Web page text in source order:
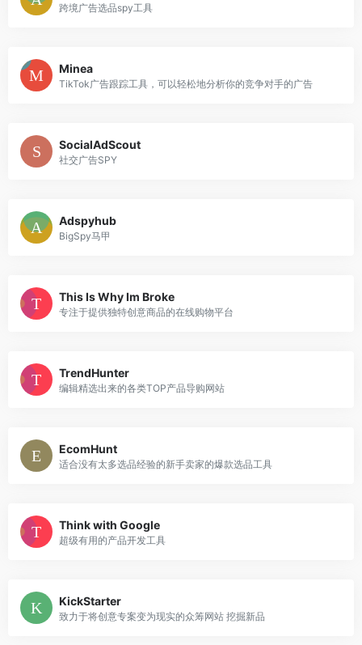
跨境广告选品spy工具
Minea
TikTok广告跟踪工具，可以轻松地分析你的竞争对手的广告
SocialAdScout
社交广告SPY
Adspyhub
BigSpy马甲
This Is Why Im Broke
专注于提供独特创意商品的在线购物平台
TrendHunter
编辑精选出来的各类TOP产品导购网站
EcomHunt
适合没有太多选品经验的新手卖家的爆款选品工具
Think with Google
超级有用的产品开发工具
KickStarter
致力于将创意专案变为现实的众筹网站 挖掘新品